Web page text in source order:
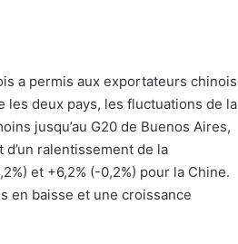
a permis aux exportateurs chinois
les deux pays, les fluctuations de la
jusqu’au G20 de Buenos Aires,
ralentissement de la
et +6,2% (-0,2%) pour la Chine.
en baisse et une croissance